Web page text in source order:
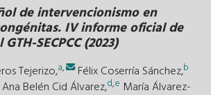
de intervencionismo en
IV informe oficial de
SECPCC (2023)
Tejerizo,a, Félix Coserría Sánchez,b
Ana Belén Cid Álvarez,d,e María Álvarez-